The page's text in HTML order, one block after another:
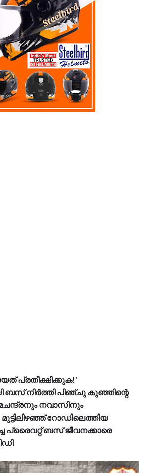
പ്രതീക്ഷിക്കുക!'
ബസ് നിര്‍ത്തി പിഞ്ചു കുഞ്ഞിന്റെ
നവാസിനും
റോഡിലെത്തിയ
പ്രൈവറ്റ് ബസ് ജീവനക്കാരെ